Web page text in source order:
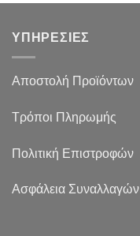
ΥΠΗΡΕΣΙΕΣ
Αποστολή Προϊόντων
Τρόποι Πληρωμής
Πολιτική Επιστροφών
Ασφάλεια Συναλλαγών